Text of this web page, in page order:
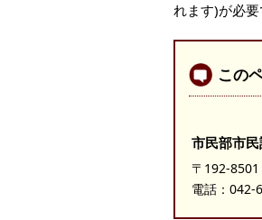
れます)が必要
この
市民部市民
〒192-
電話： 042-